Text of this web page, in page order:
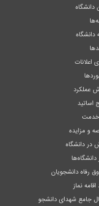
دانشگاه
دانشگاه
اعلانات
عملکرد
اساتید
خدمت
و مزایده
در دانشگاه
دانشگاه‌ها
رفاه دانشجویان
نماز
جامع شهدای دانشجو